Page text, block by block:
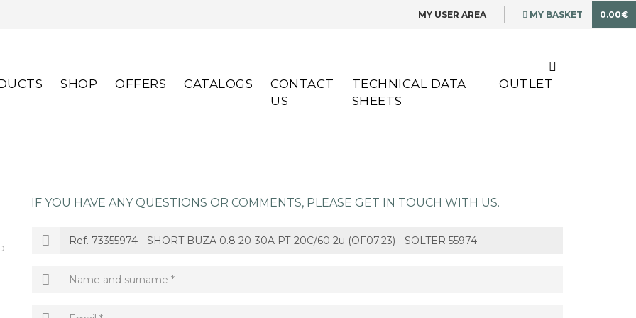
MY BASKET 0.00€
MY USER AREA
SHOP OFFERS CATALOGS
CONTACT
US
TECHNICAL DATA
SHEETS
OUTLET
IF YOU HAVE ANY QUESTIONS OR COMMENTS, PLEASE GET IN TOUCH WITH US.